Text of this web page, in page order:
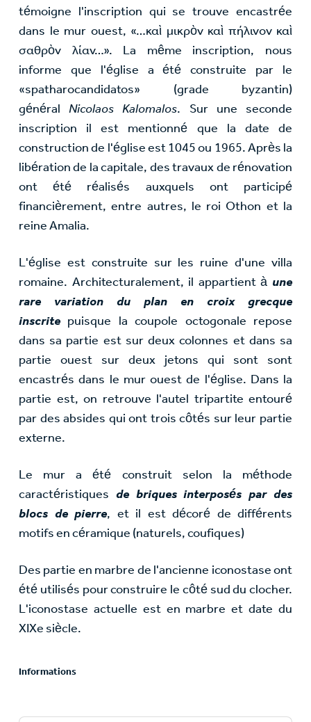
témoigne l'inscription qui se trouve encastrée
dans le mur ouest, «…καὶ μικρὸν καὶ πήλινον καὶ
σαθρὸν λίαν…». La même inscription, nous
informe que l'église a été construite par le
«spatharocandidatos» (grade byzantin)
généralNicolaos Kalomalos. Sur une seconde
inscription il est mentionné que la date de
construction de l'église est 1045 ou 1965. Après la
libération de la capitale, des travaux de rénovation
ont été réalisés auxquels ont participé
financièrement, entre autres, le roi Othon et la
reine Amalia.
L'église est construite sur les ruine d'une villa
romaine. Architecturalement, il appartient à une
rare variation du plan en croix grecque
inscritepuisque la coupole octogonale repose
dans sa partie est sur deux colonnes et dans sa
partie ouest sur deux jetons qui sont sont
encastrés dans le mur ouest de l'église. Dans la
partie est, on retrouve l'autel tripartite entouré
par des absides qui ont trois côtés sur leur partie
externe.
Le mur a été construit selon la méthode
caractéristiques de briques interposés par des
blocs de pierre, et il est décoré de différents
motifs en céramique (naturels, coufiques)
Des partie en marbre de l'ancienne iconostase ont
été utilisés pour construire le côté sud du clocher.
L'iconostase actuelle est en marbre et date du
XIXe siècle.
Informations